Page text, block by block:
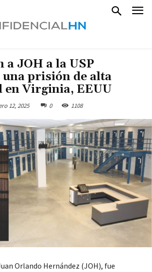
a JOH a la USP
una prisión de alta
en Virginia, EEUU
12, 2025 0 1108
Orlando Hernández (JOH), fue